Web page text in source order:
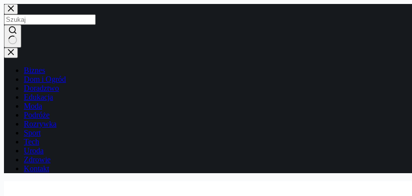
Przejdź
do
treści
Brak
wyników
Biznes
Dom i Ogród
Doradztwo
Edukacja
Moda
Podróże
Rozrywka
Sport
Tech
Uroda
Zdrowie
Kontakt